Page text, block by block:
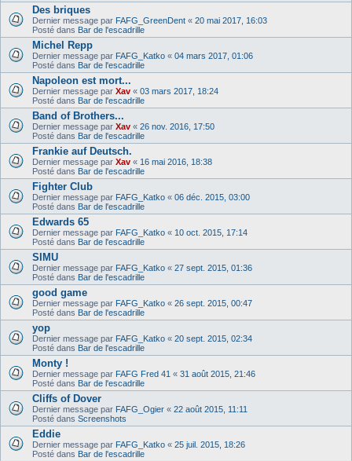
Des briques
Dernier message par FAFG_GreenDent « 20 mai 2017, 16:03
Posté dans Bar de l'escadrille
Michel Repp
Dernier message par FAFG_Katko « 04 mars 2017, 01:06
Posté dans Bar de l'escadrille
Napoleon est mort...
Dernier message par Xav « 03 mars 2017, 18:24
Posté dans Bar de l'escadrille
Band of Brothers...
Dernier message par Xav « 26 nov. 2016, 17:50
Posté dans Bar de l'escadrille
Frankie auf Deutsch.
Dernier message par Xav « 16 mai 2016, 18:38
Posté dans Bar de l'escadrille
Fighter Club
Dernier message par FAFG_Katko « 06 déc. 2015, 03:00
Posté dans Bar de l'escadrille
Edwards 65
Dernier message par FAFG_Katko « 10 oct. 2015, 17:14
Posté dans Bar de l'escadrille
SIMU
Dernier message par FAFG_Katko « 27 sept. 2015, 01:36
Posté dans Bar de l'escadrille
good game
Dernier message par FAFG_Katko « 26 sept. 2015, 00:47
Posté dans Bar de l'escadrille
yop
Dernier message par FAFG_Katko « 20 sept. 2015, 02:34
Posté dans Bar de l'escadrille
Monty !
Dernier message par FAFG Fred 41 « 31 août 2015, 21:46
Posté dans Bar de l'escadrille
Cliffs of Dover
Dernier message par FAFG_Ogier « 22 août 2015, 11:11
Posté dans Screenshots
Eddie
Dernier message par FAFG_Katko « 25 juil. 2015, 18:26
Posté dans Bar de l'escadrille